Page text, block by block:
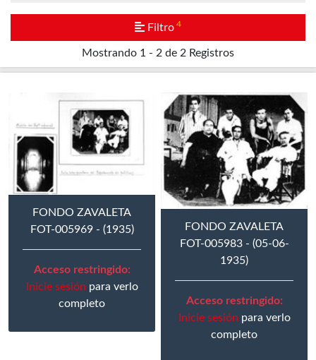
Mostrando 1 - 2 de 2 Registros
Filtro 4
FONDO ZAVALETA
FOT-005969 - (1935)
Acceso restringido:
Inicie sesión para verlo
completo
FONDO ZAVALETA
FOT-005983 - (05-06-
1935)
Acceso restringido:
Inicie sesión para verlo
completo